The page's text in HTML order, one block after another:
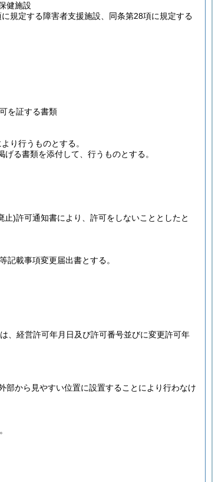
健施設
規定する障害者支援施設、同条第28項に規定する
を証する書類
り行うものとする。
げる書類を添付して、行うものとする。
止)許可通知書により、許可をしないこととしたと
記載事項変更届出書とする。
、経営許可年月日及び許可番号並びに変更許可年
から見やすい位置に設置することにより行わなけ